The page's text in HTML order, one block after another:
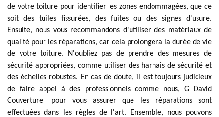
de votre toiture pour identifier les zones endommagées, que ce
soit des tuiles fissurées, des fuites ou des signes d'usure.
Ensuite, nous vous recommandons d'utiliser des matériaux de
qualité pour les réparations, car cela prolongera la durée de vie
de votre toiture. N'oubliez pas de prendre des mesures de
sécurité appropriées, comme utiliser des harnais de sécurité et
des échelles robustes. En cas de doute, il est toujours judicieux
de faire appel à des professionnels comme nous, G David
Couverture, pour vous assurer que les réparations sont
effectuées dans les règles de l'art. Ensemble, nous pouvons